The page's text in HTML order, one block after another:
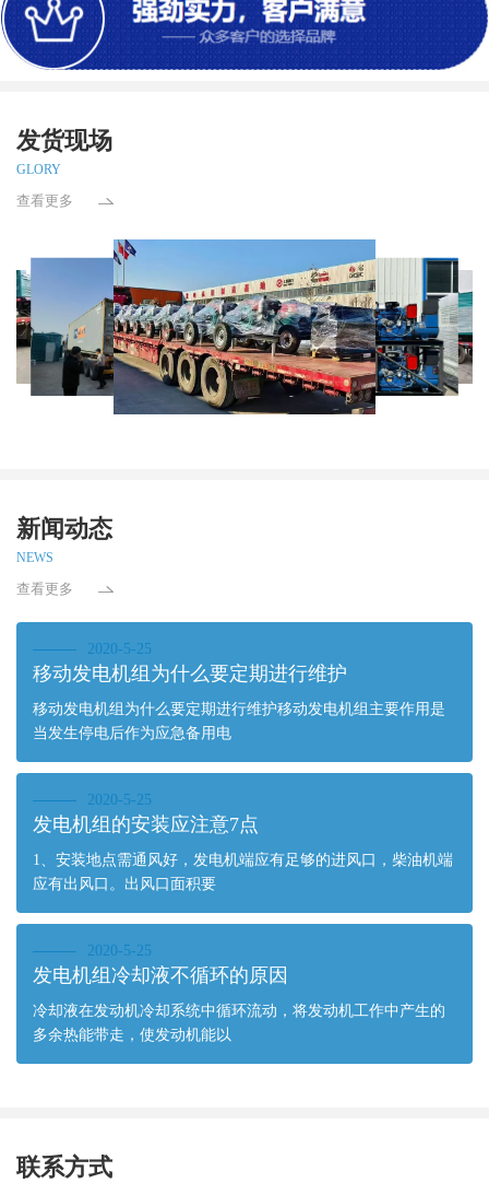
发货现场
GLORY
查看更多
新闻动态
NEWS
查看更多
2020-5-25
移动发电机组为什么要定期进行维护
移动发电机组为什么要定期进行维护移动发电机组主要作用是
当发生停电后作为应急备用电
2020-5-25
发电机组的安装应注意7点
1、安装地点需通风好，发电机端应有足够的进风口，柴油机端
应有出风口。出风口面积要
2020-5-25
发电机组冷却液不循环的原因
冷却液在发动机冷却系统中循环流动，将发动机工作中产生的
多余热能带走，使发动机能以
联系方式